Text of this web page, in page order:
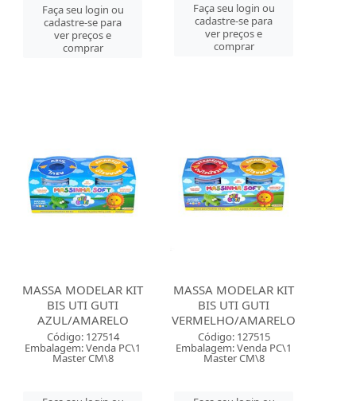
Faça seu login ou
cadastre-se para
ver preços e
comprar
Faça seu login ou
cadastre-se para
ver preços e
comprar
MASSA MODELAR KIT
BIS UTI GUTI
AZUL/AMARELO
Código: 127514
Embalagem: Venda PC\1
Master CM\8
MASSA MODELAR KIT
BIS UTI GUTI
VERMELHO/AMARELO
Código: 127515
Embalagem: Venda PC\1
Master CM\8